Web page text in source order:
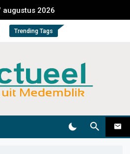
augustus 2026
Trending Tags
Actueel